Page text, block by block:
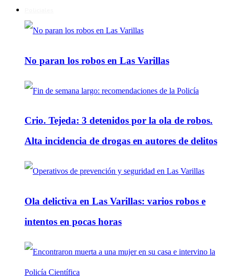
No paran los robos en Las Varillas
Crio. Tejeda: 3 detenidos por la ola de robos.
Alta incidencia de drogas en autores de delitos
Ola delictiva en Las Varillas: varios robos e
intentos en pocas horas